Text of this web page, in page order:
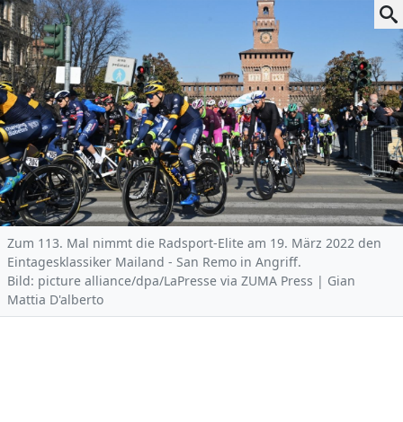
Zum 113. Mal nimmt die Radsport-Elite am 19. März 2022 den
Eintagesklassiker Mailand - San Remo in Angriff.
Bild: picture alliance/dpa/LaPresse via ZUMA Press | Gian
Mattia D'alberto